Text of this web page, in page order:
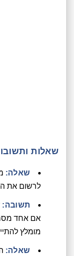
שאלות
שאלה:
לרשום את
תשובה:
אם אחד
מומלץ
שאלה: